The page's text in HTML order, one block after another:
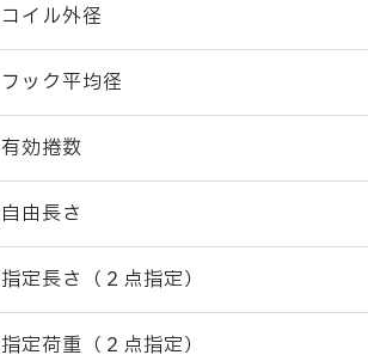
コイル外径
フック平均径
有効捲数
自由長さ
指定長さ（２点指定）
指定荷重（２点指定）